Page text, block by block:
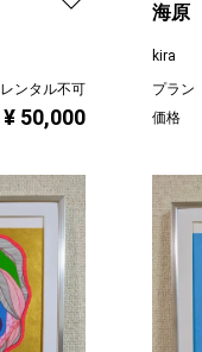
レンタル不可
¥ 50,000
海原
kira
プラン
価格